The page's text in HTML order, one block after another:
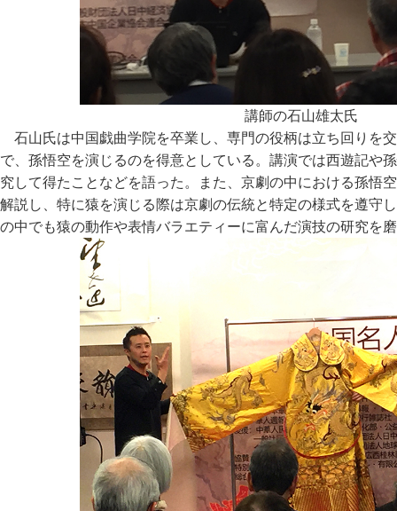
講師の石山雄太氏
石山氏は中国戯曲学院を卒業し、専門の役柄は立ち回りを
で、孫悟空を演じるのを得意としている。講演では西遊記や
究して得たことなどを語った。また、京劇の中における孫悟
解説し、特に猿を演じる際は京劇の伝統と特定の様式を遵守
の中でも猿の動作や表情バラエティーに富んだ演技の研究を